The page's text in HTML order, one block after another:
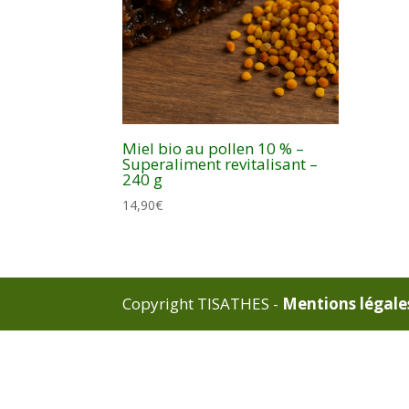
Miel bio au pollen 10 % –
Superaliment revitalisant –
240 g
14,90€
Copyright TISATHES - Mentions